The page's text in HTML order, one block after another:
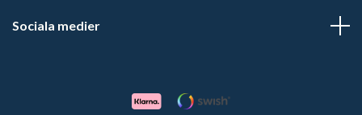
Sociala medier